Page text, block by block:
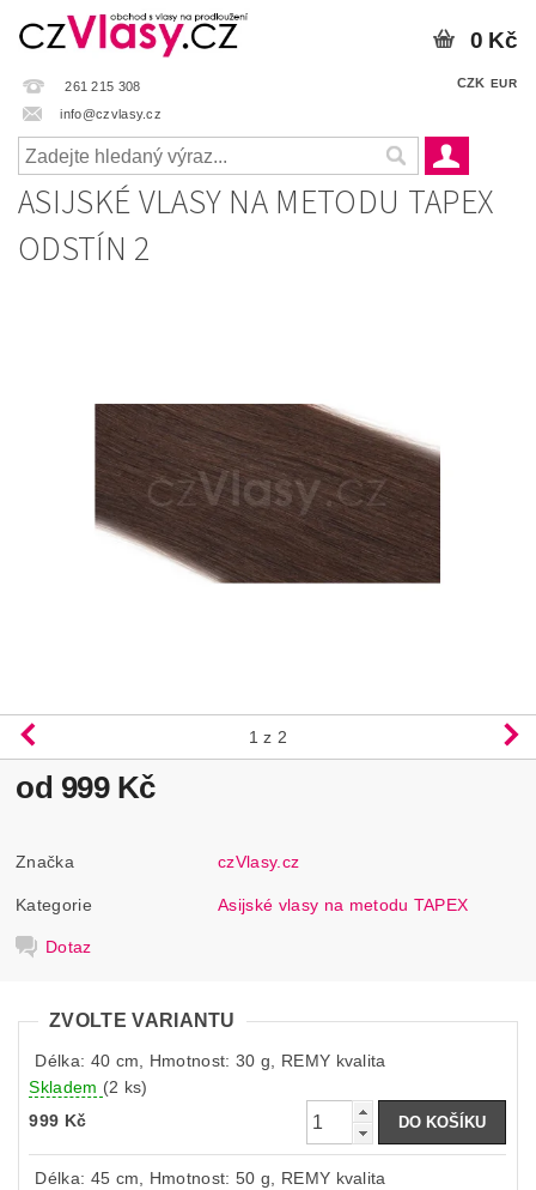
261 215 308
info@czvlasy.cz
CZK EUR
0 Kč
ASIJSKÉ VLASY NA METODU TAPEX
ODSTÍN 2
1 z 2
od 999 Kč
Značka czVlasy.cz
Kategorie Asijské vlasy na metodu TAPEX
Dotaz
ZVOLTE VARIANTU
Délka: 40 cm, Hmotnost: 30 g, REMY kvalita
Skladem (2 ks)
999 Kč
Délka: 45 cm, Hmotnost: 50 g, REMY kvalita